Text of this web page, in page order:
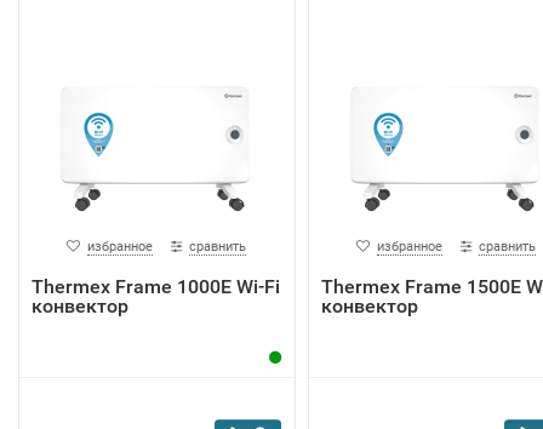
избранное сравнить
Тhermex Frame 1000E Wi-Fi
конвектор
избранное сравнить
Тhermex Frame 1500E
конвектор